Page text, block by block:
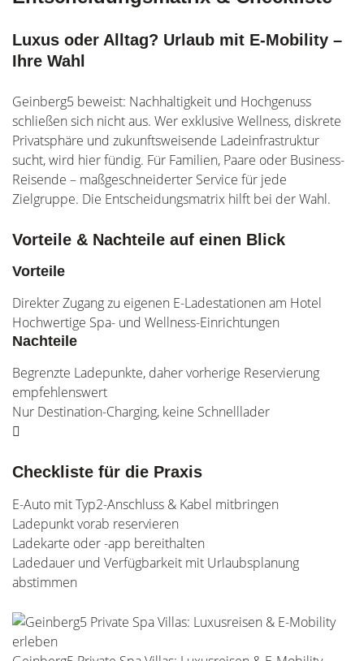
Luxus oder Alltag? Urlaub mit E-Mobility –
Ihre Wahl
Geinberg5 beweist: Nachhaltigkeit und Hochgenuss
schließen sich nicht aus. Wer exklusive Wellness, diskrete
Privatsphäre und zukunftsweisende Ladeinfrastruktur
sucht, wird hier fündig. Für Familien, Paare oder Business-
Reisende – maßgeschneiderter Service für jede
Zielgruppe. Die Entscheidungsmatrix hilft bei der Wahl.
Vorteile & Nachteile auf einen Blick
Vorteile
Direkter Zugang zu eigenen E-Ladestationen am Hotel
Hochwertige Spa- und Wellness-Einrichtungen
Nachteile
Begrenzte Ladepunkte, daher vorherige Reservierung
empfehlenswert
Nur Destination-Charging, keine Schnelllader
Checkliste für die Praxis
E-Auto mit Typ2-Anschluss & Kabel mitbringen
Ladepunkt vorab reservieren
Ladekarte oder -app bereithalten
Ladedauer und Verfügbarkeit mit Urlaubsplanung
abstimmen